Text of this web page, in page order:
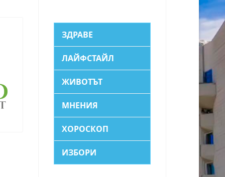
ЗДРАВЕ
ЛАЙФСТАЙЛ
ЖИВОТЪТ
МНЕНИЯ
ХОРОСКОП
ИЗБОРИ